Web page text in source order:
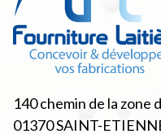
140 chemin de la zone
01370SAINT-